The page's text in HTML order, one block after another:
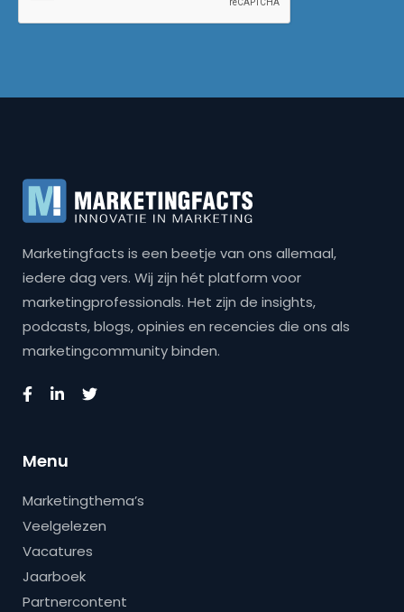
Marketingfacts is een beetje van ons allemaal,
iedere dag vers. Wij zijn hét platform voor
marketingprofessionals. Het zijn de insights,
podcasts, blogs, opinies en recencies die ons als
marketingcommunity binden.
Menu
Marketingthema’s
Veelgelezen
Vacatures
Jaarboek
Partnercontent